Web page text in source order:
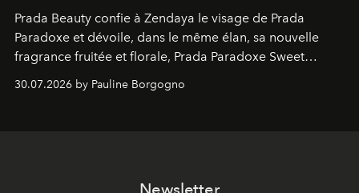
Prada Beauty confie à Zendaya le visage de Prada
Paradoxe et dévoile, dans le même élan, sa nouvelle
fragrance fruitée et florale, Prada Paradoxe Sweet
Chemistry Eau de Parfum.
30.07.2026 by Pauline Borgogno
Newsletter